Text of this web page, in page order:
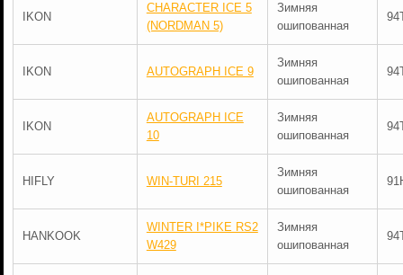
IKON
CHARACTER ICE 5
(NORDMAN 5)
Зимняя
ошипованная
IKON AUTOGRAPH ICE 9
Зимняя
ошипованная
IKON
AUTOGRAPH ICE
10
Зимняя
ошипованная
HIFLY WIN-TURI 215
Зимняя
ошипованная
HANKOOK
WINTER I*PIKE RS2
W429
Зимняя
ошипованная